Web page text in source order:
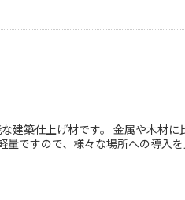
建築仕上げ材です。 金属や木材に
ですので、様々な場所への導入
壁面装飾、装飾柱、意匠の細かい